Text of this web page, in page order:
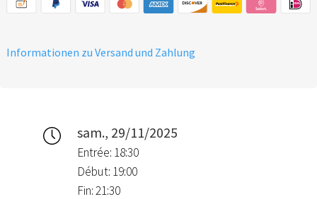
Informationen zu Versand und Zahlung
sam., 29/11/2025
Entrée: 18:30
Début: 19:00
Fin: 21:30